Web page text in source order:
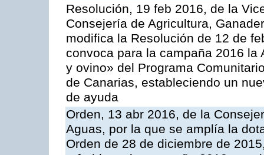
Resolución, 19 feb 2016, de la
Consejería de Agricultura,
modifica la Resolución de 12 de
convoca para la campaña 2016
y ovino» del Programa
de Canarias, estableciendo un
de ayuda
Orden, 13 abr 2016, de la
Aguas, por la que se amplía la
Orden de 28 de diciembre de